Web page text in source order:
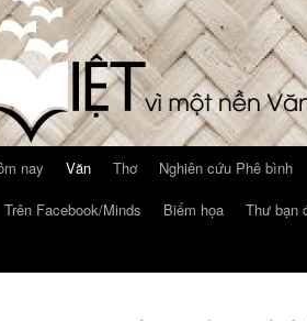
nay Văn Thơ Nghiên cứu Phê bình
Trên Facebook/Minds Biếm họa Thư bạn